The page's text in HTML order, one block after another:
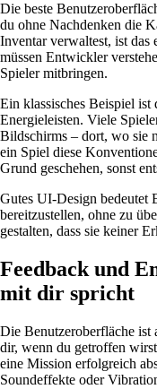
Die beste
du ohne Nachdenken die
Inventar verwaltest, ist
müssen Entwickler
Spieler mitbringen.
Ein klassisches Beispiel
Energieleisten. Viele
Bildschirms – dort, wo sie
ein Spiel diese
Grund geschehen, sonst
Gutes UI-Design bedeutet
bereitzustellen, ohne zu
gestalten, dass sie keiner
Feedback und
mit dir spricht
Die Benutzeroberfläche
dir, wenn du getroffen
eine Mission erfolgreich
Soundeffekte oder